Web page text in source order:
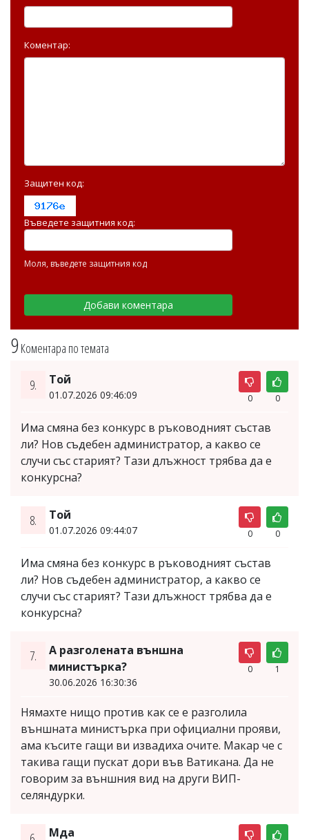
9Коментара по темата
9. Той
01.07.2026 09:46:09 0 0
Има смяна без конкурс в ръководният състав
ли? Нов съдебен администратор, а какво се
случи със старият? Тази длъжност трябва да е
конкурсна?
8. Той
01.07.2026 09:44:07 0 0
Има смяна без конкурс в ръководният състав
ли? Нов съдебен администратор, а какво се
случи със старият? Тази длъжност трябва да е
конкурсна?
7.
А разголената външна
министърка?
30.06.2026 16:30:36
0 1
Нямахте нищо против как се е разголила
външната министърка при официални прояви,
ама късите гащи ви извадиха очите. Макар че с
такива гащи пускат дори във Ватикана. Да не
говорим за външния вид на други ВИП-
селяндурки.
Мда
Коментар:
Защитен код:
Въведете защитния код:
Моля, въведете защитния код